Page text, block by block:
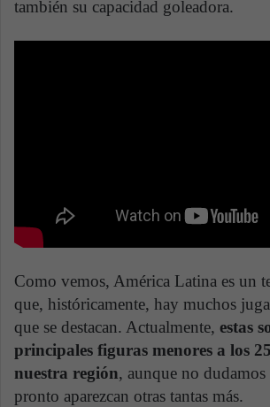
también su capacidad goleadora.
Como vemos, América Latina es un
que, históricamente, hay muchos
que se destacan. Actualmente, estas
principales figuras menores a los
nuestra región, aunque no
pronto aparezcan otras tantas más.